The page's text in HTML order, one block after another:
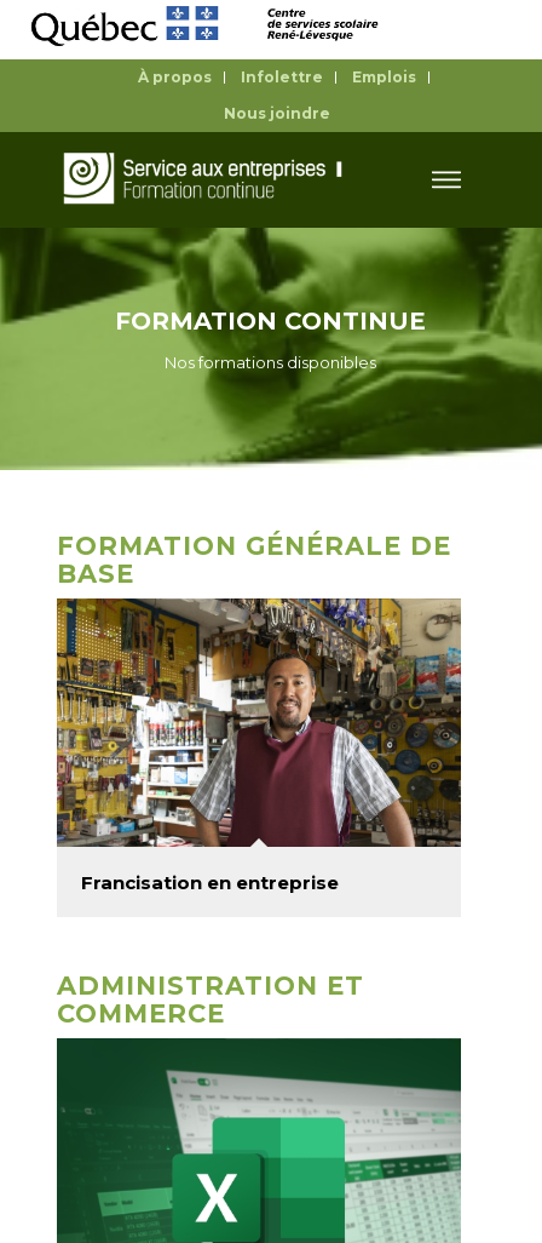
À propos Infolettre
Emplois
Nous joindre
FORMATION CONTINUE
Nos formations disponibles
FORMATION GÉNÉRALE DE
BASE
Francisation en entreprise
ADMINISTRATION ET
COMMERCE